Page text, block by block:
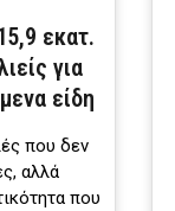
εκατ.
για
είδη
που δεν
αλλά
που